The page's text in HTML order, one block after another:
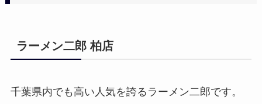
ラーメン二郎 柏店
千葉県内でも高い人気を誇るラーメン二郎です。